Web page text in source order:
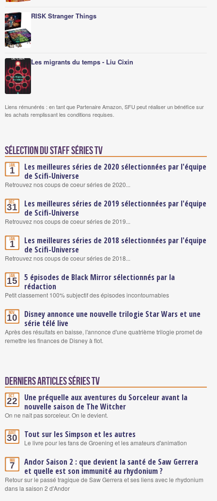
RISK Stranger Things
Les migrants du temps - Liu Cixin
Liens rémunérés : en tant que Partenaire Amazon, SFU peut réaliser un bénéfice sur
les achats remplissant les conditions requises.
Sélection du staff Séries TV
Jan.
1
Les meilleures séries de 2020 sélectionnées par l'équipe
de Scifi-Universe
Retrouvez nos coups de coeur séries de 2020...
Déc.
31
Les meilleures séries de 2019 sélectionnées par l'équipe
de Scifi-Universe
Retrouvez nos coups de coeur séries de 2019...
Jan.
1
Les meilleures séries de 2018 sélectionnées par l'équipe
de Scifi-Universe
Retrouvez nos coups de coeur séries de 2018...
Jan.
15
5 épisodes de Black Mirror sélectionnés par la
rédaction
Petit classement 100% subjectif des épisodes incontournables
Nov.
10
Disney annonce une nouvelle trilogie Star Wars et une
série télé live
Après des résultats en baisse, l'annonce d'une quatrième trilogie promet de
remettre les finances de Disney à flot.
Derniers articles Séries TV
Oct.
22
Une préquelle aux aventures du Sorceleur avant la
nouvelle saison de The Witcher
On ne naît pas sorceleur. On le devient.
Août
30 Tout sur les Simpson et les autres
Le livre pour les fans de Groening et les amateurs d'animation
Mai
7
Andor Saison 2 : que devient la santé de Saw Gerrera
et quelle est son immunité au rhydonium ?
Retour sur le passé tragique de Saw Gerrera et ses liens avec le rhydonium
dans la saison 2 d'Andor